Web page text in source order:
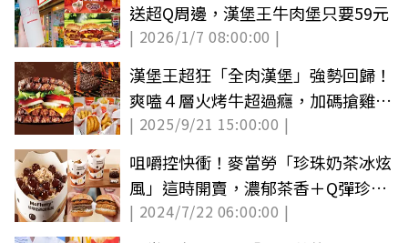
送超Q周邊，漢堡王牛肉堡只要59元
| 2026/1/7 08:00:00 |
漢堡王超狂「全肉漢堡」強勢回歸！
爽嗑４層火烤牛超過癮，加碼搶雞塊
７元
| 2025/9/21 15:00:00 |
咀嚼控快衝！麥當勞「珍珠奶茶冰炫
風」這時開賣，濃郁茶香＋Q彈珍珠
超欠吃
| 2024/7/22 06:00:00 |